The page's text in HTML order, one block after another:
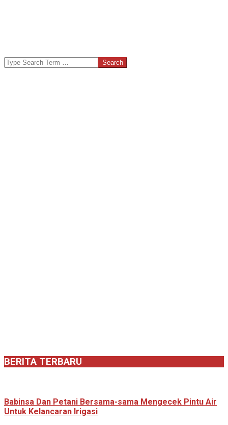
Search
BERITA TERBARU
Babinsa Dan Petani Bersama-sama Mengecek Pintu Air
Untuk Kelancaran Irigasi